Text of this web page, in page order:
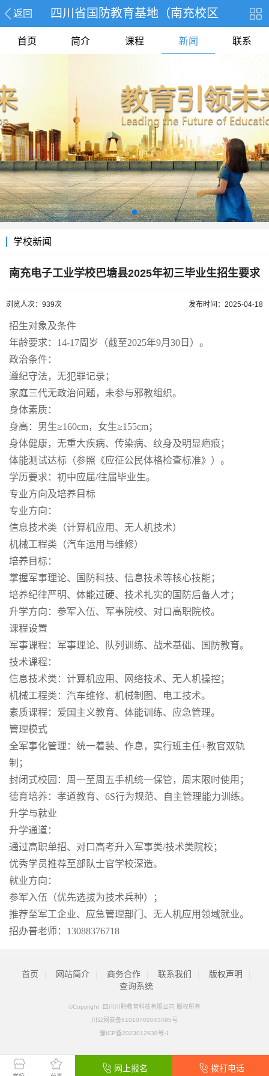
返回 四川省国防教育基地（南充校区
网上报名 拨打电话
首页 简介 课程 新闻 联系
学校新闻
南充电子工业学校巴塘县2025年初三毕业生招生要求
浏览人次：939次 发布时间：2025-04-18
招生对象及条件
年龄要求：14-17周岁（截至2025年9月30日）。
政治条件：
遵纪守法，无犯罪记录；
家庭三代无政治问题，未参与邪教组织。
身体素质：
身高：男生≥160cm，女生≥155cm；
身体健康，无重大疾病、传染病、纹身及明显疤痕；
体能测试达标（参照《应征公民体格检查标准》）。
学历要求：初中应届/往届毕业生。
专业方向及培养目标
专业方向：
信息技术类（计算机应用、无人机技术）
机械工程类（汽车运用与维修）
培养目标：
掌握军事理论、国防科技、信息技术等核心技能；
培养纪律严明、体能过硬、技术扎实的国防后备人才；
升学方向：参军入伍、军事院校、对口高职院校。
课程设置
军事课程：军事理论、队列训练、战术基础、国防教育。
技术课程：
信息技术类：计算机应用、网络技术、无人机操控；
机械工程类：汽车维修、机械制图、电工技术。
素质课程：爱国主义教育、体能训练、应急管理。
管理模式
全军事化管理：统一着装、作息，实行班主任+教官双轨
制；
封闭式校园：周一至周五手机统一保管，周末限时使用；
德育培养：孝道教育、6S行为规范、自主管理能力训练。
升学与就业
升学通道：
通过高职单招、对口高考升入军事类/技术类院校；
优秀学员推荐至部队士官学校深造。
就业方向：
参军入伍（优先选拔为技术兵种）；
推荐至军工企业、应急管理部门、无人机应用领域就业。
招办普老师：13088376718
首页 网站简介 商务合作 联系我们 版权声明
查询系统
©Copyright 四川川职教育科技有限公司 版权所有
川公网安备51010702043495号
蜀ICP备2023012938号-1